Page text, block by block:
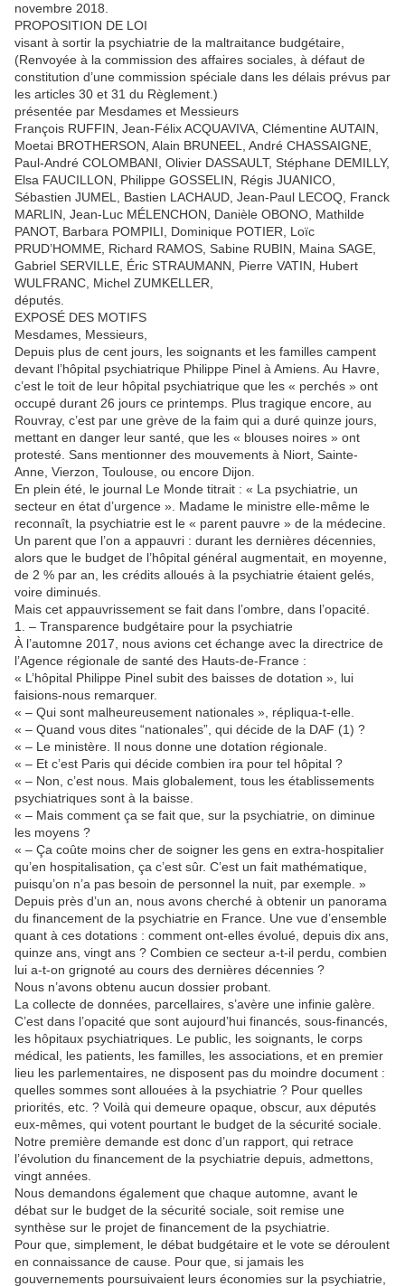
novembre 2018.
PROPOSITION DE LOI
visant à sortir la psychiatrie de la maltraitance budgétaire,
(Renvoyée à la commission des affaires sociales, à défaut de
constitution d’une commission spéciale dans les délais prévus par
les articles 30 et 31 du Règlement.)
présentée par Mesdames et Messieurs
François RUFFIN, Jean-Félix ACQUAVIVA, Clémentine AUTAIN,
Moetai BROTHERSON, Alain BRUNEEL, André CHASSAIGNE,
Paul-André COLOMBANI, Olivier DASSAULT, Stéphane DEMILLY,
Elsa FAUCILLON, Philippe GOSSELIN, Régis JUANICO,
Sébastien JUMEL, Bastien LACHAUD, Jean-Paul LECOQ, Franck
MARLIN, Jean-Luc MÉLENCHON, Danièle OBONO, Mathilde
PANOT, Barbara POMPILI, Dominique POTIER, Loïc
PRUD’HOMME, Richard RAMOS, Sabine RUBIN, Maina SAGE,
Gabriel SERVILLE, Éric STRAUMANN, Pierre VATIN, Hubert
WULFRANC, Michel ZUMKELLER,
députés.
EXPOSÉ DES MOTIFS
Mesdames, Messieurs,
Depuis plus de cent jours, les soignants et les familles campent
devant l’hôpital psychiatrique Philippe Pinel à Amiens. Au Havre,
c’est le toit de leur hôpital psychiatrique que les « perchés » ont
occupé durant 26 jours ce printemps. Plus tragique encore, au
Rouvray, c’est par une grève de la faim qui a duré quinze jours,
mettant en danger leur santé, que les « blouses noires » ont
protesté. Sans mentionner des mouvements à Niort, Sainte-
Anne, Vierzon, Toulouse, ou encore Dijon.
En plein été, le journal Le Monde titrait : « La psychiatrie, un
secteur en état d’urgence ». Madame le ministre elle-même le
reconnaît, la psychiatrie est le « parent pauvre » de la médecine.
Un parent que l’on a appauvri : durant les dernières décennies,
alors que le budget de l’hôpital général augmentait, en moyenne,
de 2 % par an, les crédits alloués à la psychiatrie étaient gelés,
voire diminués.
Mais cet appauvrissement se fait dans l’ombre, dans l’opacité.
1. – Transparence budgétaire pour la psychiatrie
À l’automne 2017, nous avions cet échange avec la directrice de
l’Agence régionale de santé des Hauts-de-France :
« L’hôpital Philippe Pinel subit des baisses de dotation », lui
faisions-nous remarquer.
« – Qui sont malheureusement nationales », répliqua-t-elle.
« – Quand vous dites “nationales”, qui décide de la DAF (1) ?
« – Le ministère. Il nous donne une dotation régionale.
« – Et c’est Paris qui décide combien ira pour tel hôpital ?
« – Non, c’est nous. Mais globalement, tous les établissements
psychiatriques sont à la baisse.
« – Mais comment ça se fait que, sur la psychiatrie, on diminue
les moyens ?
« – Ça coûte moins cher de soigner les gens en extra-hospitalier
qu’en hospitalisation, ça c’est sûr. C’est un fait mathématique,
puisqu’on n’a pas besoin de personnel la nuit, par exemple. »
Depuis près d’un an, nous avons cherché à obtenir un panorama
du financement de la psychiatrie en France. Une vue d’ensemble
quant à ces dotations : comment ont-elles évolué, depuis dix ans,
quinze ans, vingt ans ? Combien ce secteur a-t-il perdu, combien
lui a-t-on grignoté au cours des dernières décennies ?
Nous n’avons obtenu aucun dossier probant.
La collecte de données, parcellaires, s’avère une infinie galère.
C’est dans l’opacité que sont aujourd’hui financés, sous-financés,
les hôpitaux psychiatriques. Le public, les soignants, le corps
médical, les patients, les familles, les associations, et en premier
lieu les parlementaires, ne disposent pas du moindre document :
quelles sommes sont allouées à la psychiatrie ? Pour quelles
priorités, etc. ? Voilà qui demeure opaque, obscur, aux députés
eux-mêmes, qui votent pourtant le budget de la sécurité sociale.
Notre première demande est donc d’un rapport, qui retrace
l’évolution du financement de la psychiatrie depuis, admettons,
vingt années.
Nous demandons également que chaque automne, avant le
débat sur le budget de la sécurité sociale, soit remise une
synthèse sur le projet de financement de la psychiatrie.
Pour que, simplement, le débat budgétaire et le vote se déroulent
en connaissance de cause. Pour que, si jamais les
gouvernements poursuivaient leurs économies sur la psychiatrie,